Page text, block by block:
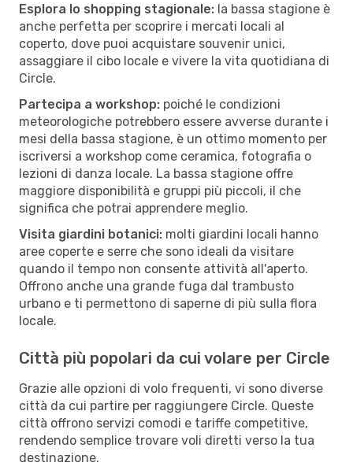
Esplora lo shopping stagionale: la bassa stagione è
anche perfetta per scoprire i mercati locali al
coperto, dove puoi acquistare souvenir unici,
assaggiare il cibo locale e vivere la vita quotidiana di
Circle.
Partecipa a workshop: poiché le condizioni
meteorologiche potrebbero essere avverse durante i
mesi della bassa stagione, è un ottimo momento per
iscriversi a workshop come ceramica, fotografia o
lezioni di danza locale. La bassa stagione offre
maggiore disponibilità e gruppi più piccoli, il che
significa che potrai apprendere meglio.
Visita giardini botanici: molti giardini locali hanno
aree coperte e serre che sono ideali da visitare
quando il tempo non consente attività all'aperto.
Offrono anche una grande fuga dal trambusto
urbano e ti permettono di saperne di più sulla flora
locale.
Città più popolari da cui volare per Circle
Grazie alle opzioni di volo frequenti, vi sono diverse
città da cui partire per raggiungere Circle. Queste
città offrono servizi comodi e tariffe competitive,
rendendo semplice trovare voli diretti verso la tua
destinazione.